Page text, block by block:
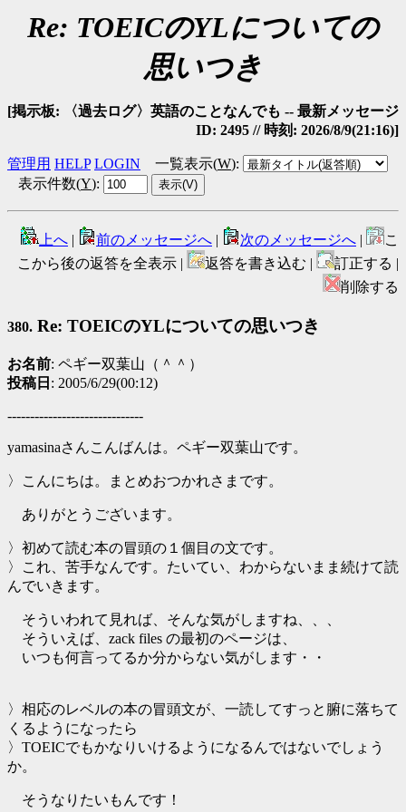
Re: TOEICのYLについての
思いつき
[掲示板: 〈過去ログ〉英語のことなんでも -- 最新メッセージ
ID: 2495 // 時刻: 2026/8/9(21:16)]
管理用 HELP LOGIN 一覧表示(W):
表示件数(Y):
上へ | 前のメッセージへ | 次のメッセージへ |
こ
こから後の返答を全表示 |
返答を書き込む |
訂正する |
削除する
380. Re: TOEICのYLについての思いつき
お名前: ペギー双葉山（＾＾）
投稿日 : 2005/6/29(00:12)
------------------------------
yamasinaさんこんばんは。ペギー双葉山です。
〉こんにちは。まとめおつかれさまです。
ありがとうございます。
〉初めて読む本の冒頭の１個目の文です。
〉これ、苦手なんです。たいてい、わからないまま続けて読
んでいきます。
そういわれて見れば、そんな気がしますね、、、
そういえば、zack files の最初のページは、
いつも何言ってるか分からない気がします・・
〉相応のレベルの本の冒頭文が、一読してすっと腑に落ちて
くるようになったら
〉TOEICでもかなりいけるようになるんではないでしょう
か。
そうなりたいもんです！